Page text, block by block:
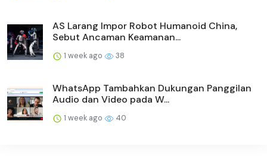
AS Larang Impor Robot Humanoid China,
Sebut Ancaman Keamanan...
1 week ago 38
WhatsApp Tambahkan Dukungan Panggilan
Audio dan Video pada W...
1 week ago 40